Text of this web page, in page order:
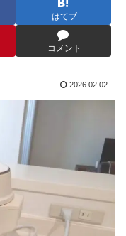
はてブ
コメント
2026.02.02